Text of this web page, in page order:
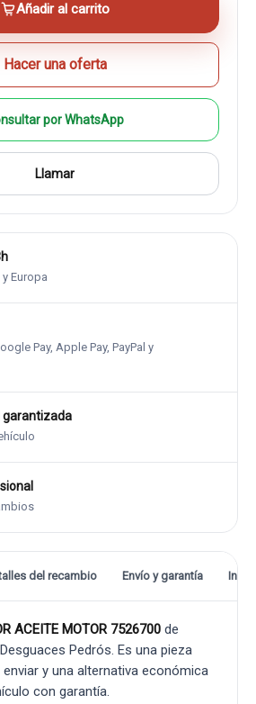
Añadir al carrito
Hacer una oferta
por WhatsApp
Llamar
Europa
Pay, Apple Pay, PayPal y
garantizada
del recambio Envío y garantía
ACEITE MOTOR 7526700 de
Pedrós. Es una pieza
y una alternativa económica
con garantía.